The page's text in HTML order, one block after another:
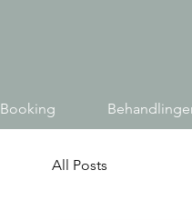
Booking
All Posts